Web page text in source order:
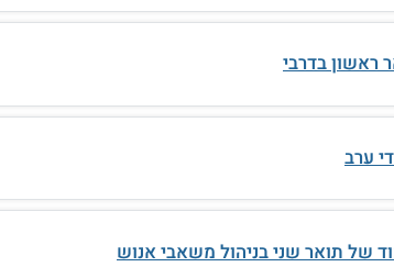
ראשון בדרבי
של תואר שני בניהול משאבי אנוש